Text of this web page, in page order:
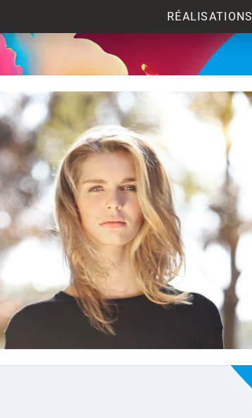
RÉALISATIONS